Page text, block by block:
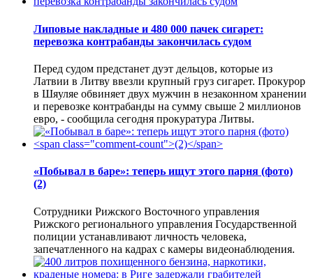
Липовые накладные и 480 000 пачек сигарет:
перевозка контрабанды закончилась судом
Перед судом предстанет дуэт дельцов, которые из
Латвии в Литву ввезли крупный груз сигарет. Прокурор
в Шяуляе обвиняет двух мужчин в незаконном хранении
и перевозке контрабанды на сумму свыше 2 миллионов
евро, - сообщила сегодня прокуратура Литвы.
«Побывал в баре»: теперь ищут этого парня (фото)
(2)
Сотрудники Рижского Восточного управления
Рижского регионального управления Государственной
полиции устанавливают личность человека,
запечатленного на кадрах с камеры видеонаблюдения.